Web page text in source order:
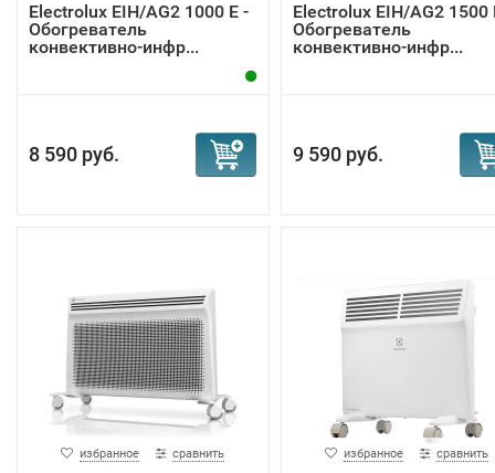
Эффективность и скорость прогрева – ключевые
При этом температура корпуса электроконвектора ниже
15°C , что обеспечивает более мягкий и безопасный
Наконец, нагреватель Hedgehog служит до 25 лет,
обеспечивая надёжное тепло десятилетиями.
Инверторное изменение мощности
Electrolux EIH/AG2 1000 E -
Обогреватель
конвективно-инфр...
8 590 руб.
Electrolux EIH/AG2 1500
Обогреватель
конвективно-инфр...
9 590 руб.
избранное сравнить избранное сравнить